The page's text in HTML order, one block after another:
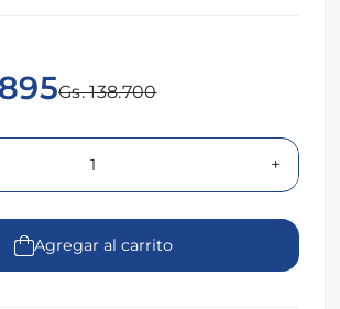
Gs. 138.700
+
Agregar al carrito